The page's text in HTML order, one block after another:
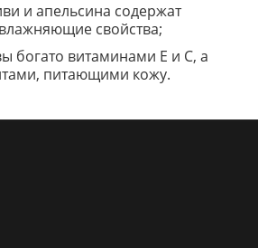
и апельсина содержат
свойства;
богато витаминами Е и С, а
питающими кожу.